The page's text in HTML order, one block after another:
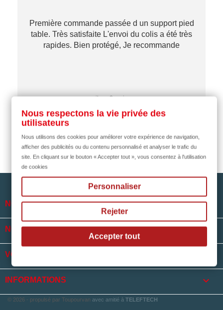
Première commande passée d un support pied
table. Très satisfaite L'envoi du colis a été très
rapides. Bien protégé, Je recommande
il y a 2 mois
NOTRE SOCIÉTÉ 
NOS HORAIRES 
VOTRE COMPTE
INFORMATIONS keyboard_arrow_down
© 2026 - propulsé par Toupourvan avec amitié à TELEFTECH
Nous respectons la vie privée des
utilisateurs
Nous utilisons des cookies pour améliorer votre expérience de navigation,
afficher des publicités ou du contenu personnalisé et analyser le trafic du
site. En cliquant sur le bouton « Accepter tout », vous consentez à l'utilisation
de cookies
Personnaliser
Rejeter
Accepter tout